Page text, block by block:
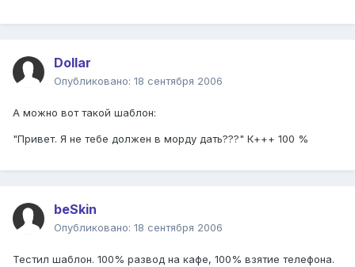
Dollar
Опубликовано: 18 сентября 2006
А можно вот такой шаблон:
"Привет. Я не тебе должен в морду дать???" К+++ 100 %
beSkin
Опубликовано: 18 сентября 2006
Тестил шаблон. 100% развод на кафе, 100% взятие телефона.